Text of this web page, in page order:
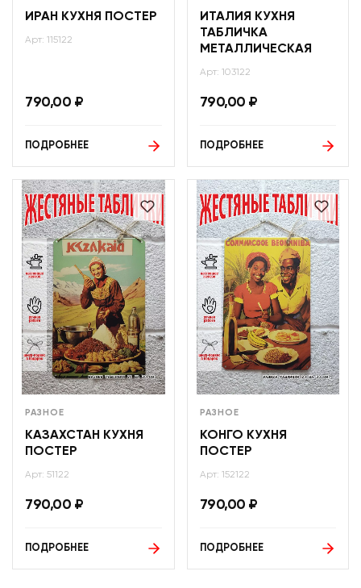
ИРАН КУХНЯ ПОСТЕР
Арт: 115122
790,00 ₽
ПОДРОБНЕЕ
ИТАЛИЯ КУХНЯ
ТАБЛИЧКА
МЕТАЛЛИЧЕСКАЯ
Арт: 103122
790,00 ₽
ПОДРОБНЕЕ
РАЗНОЕ
КАЗАХСТАН КУХНЯ
ПОСТЕР
Арт: 51122
790,00 ₽
ПОДРОБНЕЕ
РАЗНОЕ
КОНГО КУХНЯ
ПОСТЕР
Арт: 152122
790,00 ₽
ПОДРОБНЕЕ